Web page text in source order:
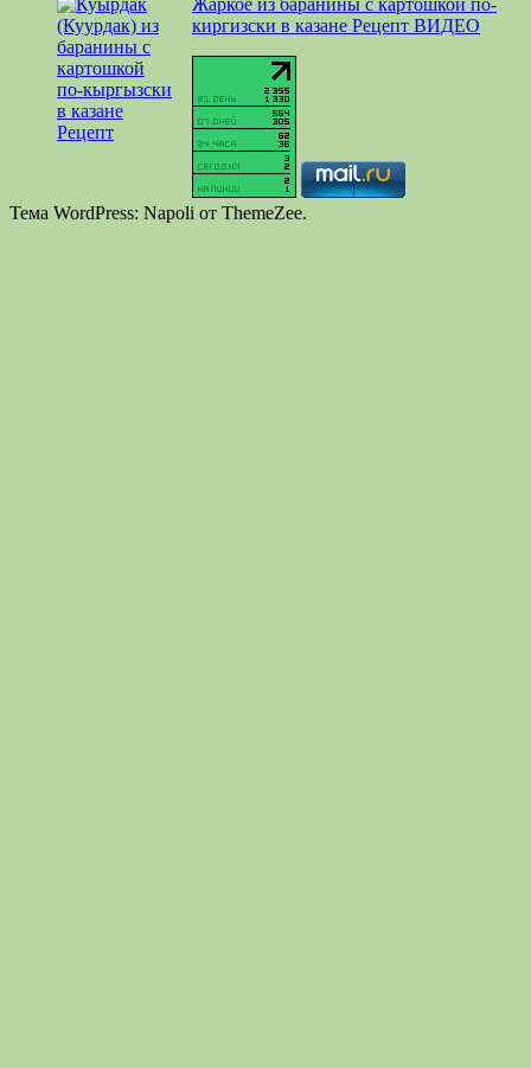
Жаркое из баранины с картошкой по-
киргизски в казане Рецепт ВИДЕО
Тема WordPress: Napoli от ThemeZee.